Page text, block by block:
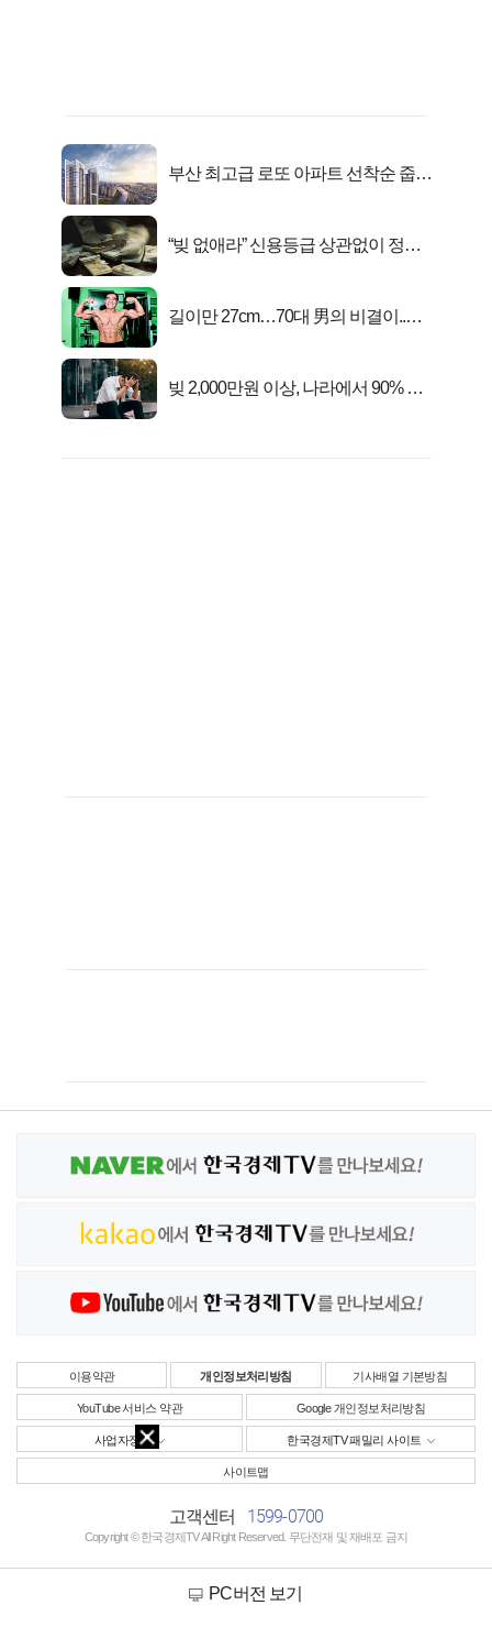
부산 최고급 로또 아파트 선착순 줍줍
“빚 없애라” 신용등급 상관없이 정부
길이만 27cm…70대 男의 비결이..충
빚 2,000만원 이상, 나라에서 90% 갚
이용약관 개인정보처리방침 기사배열 기본방침
YouTube 서비스 약관 Google 개인정보처리방침
사업자정보 한국경제TV 패밀리 사이트
사이트맵
고객센터 1599-0700
Copyright © 한국경제TV All Right Reserved. 무단전재 및 재배포 금지
PC버전 보기